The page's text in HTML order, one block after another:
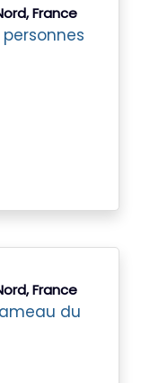
France
France
du